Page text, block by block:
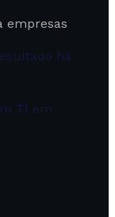
empresas
há
TI em